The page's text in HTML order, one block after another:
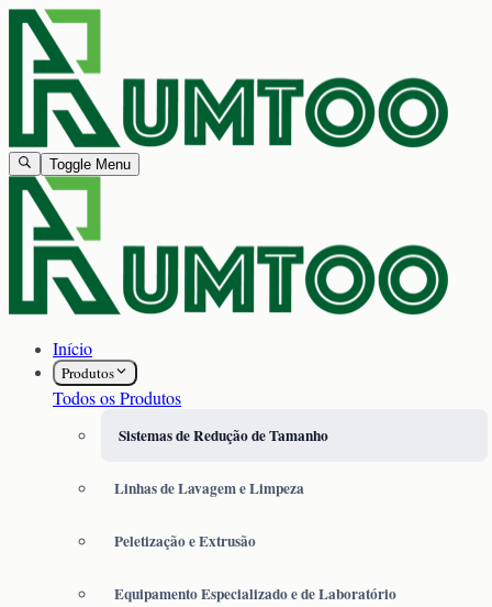
Toggle Menu
Início
Produtos
Todos os Produtos
Sistemas de Redução de Tamanho
Linhas de Lavagem e Limpeza
Peletização e Extrusão
Equipamento Especializado e de Laboratório